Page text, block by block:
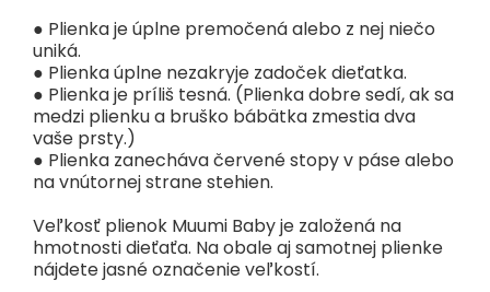
● Plienka je úplne premočená alebo z nej niečo
uniká.
● Plienka úplne nezakryje zadoček dieťatka.
● Plienka je príliš tesná. (Plienka dobre sedí, ak sa
medzi plienku a bruško bábätka zmestia dva
vaše prsty.)
● Plienka zanecháva červené stopy v páse alebo
na vnútornej strane stehien.
Veľkosť plienok Muumi Baby je založená na
hmotnosti dieťaťa. Na obale aj samotnej plienke
nájdete jasné označenie veľkostí.